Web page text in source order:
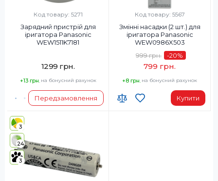
Код товару: 5271
Зарядний пристрій для
іригатора Panasonic
WEW1511K7181
1299 грн.
+13 грн. на бонусний рахунок
Передзамовлення
Код товару: 5567
Змінні насадки (2 шт.) для
іригатора Panasonic
WEW0986X503
799 грн.
999 грн. -20%
+8 грн. на бонусний рахунок
Купити
3
24
3